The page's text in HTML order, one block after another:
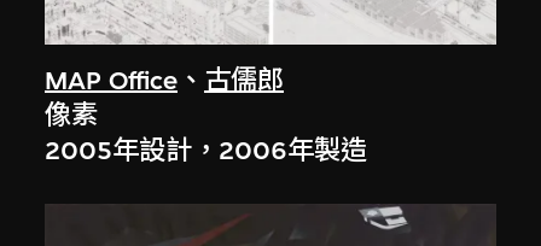
MAP Office 、 古儒郎
像素
2005年設計，2006年製造